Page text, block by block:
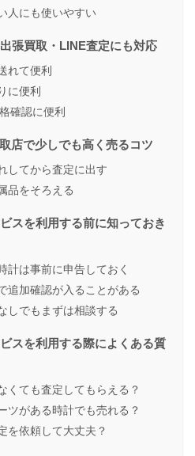
人にも使いやすい
張買取・LINE査定にも対応
れて便利
に便利
確認に便利
店で少しでも高く売るコツ
してから査定に出す
品をそろえる
スを利用する前に知っておき
計は事前に申告しておく
追加確認が入ることがある
しでもまずは相談する
スを利用する際によくある質
くても査定してもらえる？
ツがある時計でも売れる？
を依頼して大丈夫？